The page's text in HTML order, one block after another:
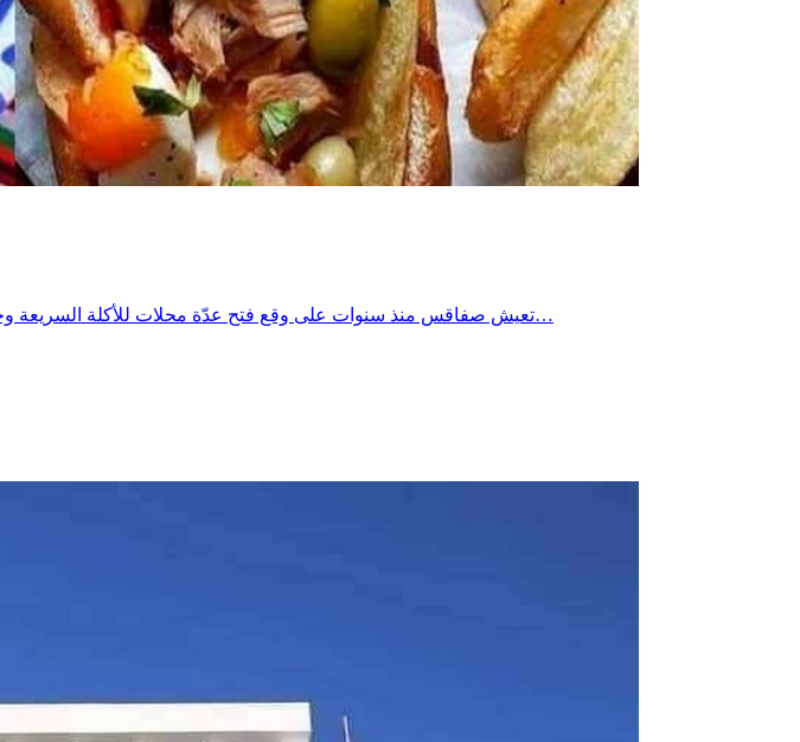
تعيش صفاقس منذ سنوات على وقع فتح عدّة محلات للأكلة السريعة وخاصة للمطاعم سواء الشعبية أو المُصنفة والغريب في الأمر أن اسعار الأكلات المقدمة في هذه المطاعم…